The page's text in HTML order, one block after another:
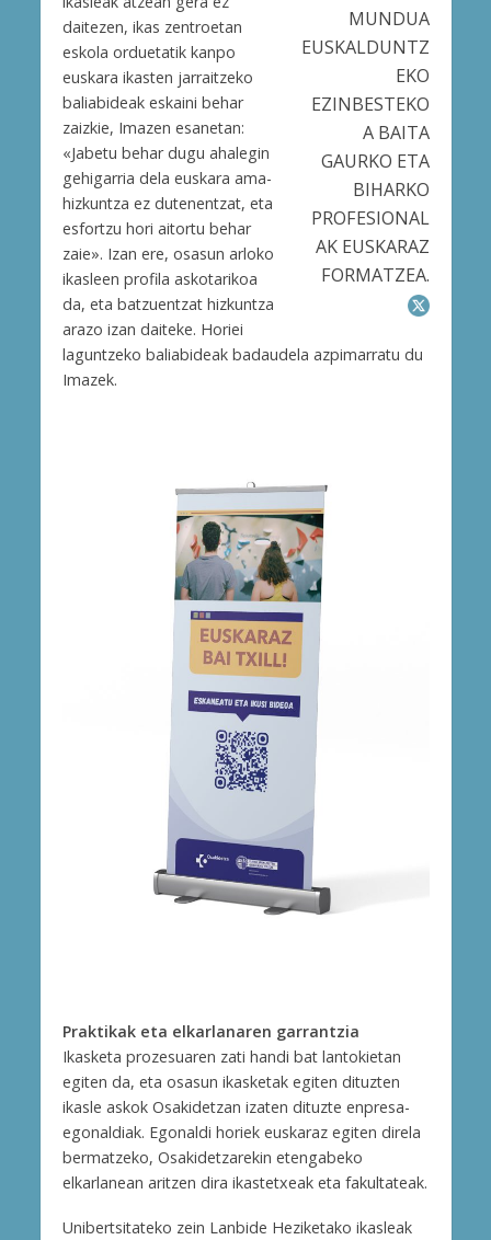
MUNDUA
EUSKALDUNTZ
EKO
EZINBESTEKO
A BAITA
GAURKO ETA
BIHARKO
PROFESIONAL
AK EUSKARAZ
FORMATZEA.
daitezen, ikas zentroetan
eskola orduetatik kanpo
euskara ikasten jarraitzeko
baliabideak eskaini behar
zaizkie, Imazen esanetan:
«Jabetu behar dugu ahalegin
gehigarria dela euskara ama-
hizkuntza ez dutenentzat, eta
esfortzu hori aitortu behar
zaie». Izan ere, osasun arloko
ikasleen profila askotarikoa
da, eta batzuentzat hizkuntza
arazo izan daiteke. Horiei
laguntzeko baliabideak badaudela azpimarratu du
Imazek.
Praktikak eta elkarlanaren garrantzia
Ikasketa prozesuaren zati handi bat lantokietan
egiten da, eta osasun ikasketak egiten dituzten
ikasle askok Osakidetzan izaten dituzte enpresa-
egonaldiak. Egonaldi horiek euskaraz egiten direla
bermatzeko, Osakidetzarekin etengabeko
elkarlanean aritzen dira ikastetxeak eta fakultateak.
Unibertsitateko zein Lanbide Heziketako ikasleak